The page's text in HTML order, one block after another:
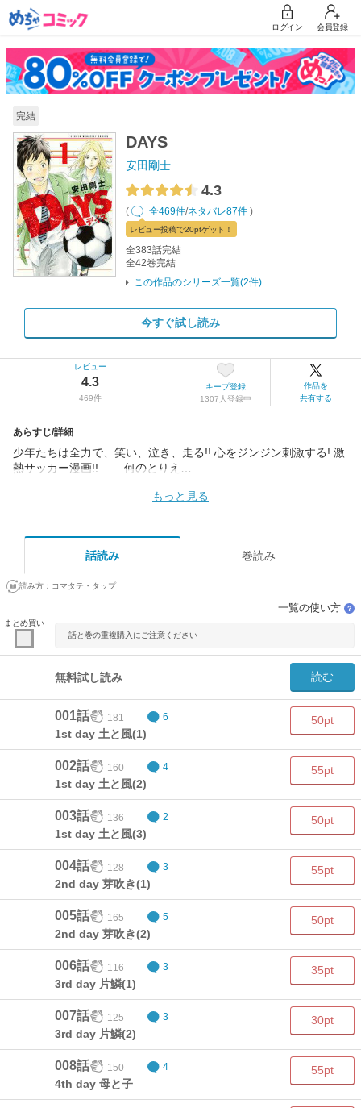
ログイン 会員登録
完結
DAYS
安田剛士
4.3
( 全469件/ネタバレ87件 )
レビュー投稿で20ptゲット！
全383話完結
全42巻完結
この作品のシリーズ一覧(2件)
今すぐ試し読み
レビュー
4.3
469件
キープ登録
1307人登録中
作品を
共有する
あらすじ/詳細
少年たちは全力で、笑い、泣き、走る!! 心をジンジン刺激する! 激
熱サッカー漫画!! ――何のとりえ…
もっと見る
話読み 巻読み
読み方： コマタテ・タップ
まとめ買い
一覧の使い方 ？
話と巻の重複購入にご注意ください
無料試し読み 読む
001話 181 6
1st day 土と風(1)
50pt
002話 160 4
1st day 土と風(2)
55pt
003話 136 2
1st day 土と風(3)
50pt
004話 128 3
2nd day 芽吹き(1)
55pt
005話 165 5
2nd day 芽吹き(2)
50pt
006話 116 3
3rd day 片鱗(1)
35pt
007話 125 3
3rd day 片鱗(2)
30pt
008話 150 4
4th day 母と子
55pt